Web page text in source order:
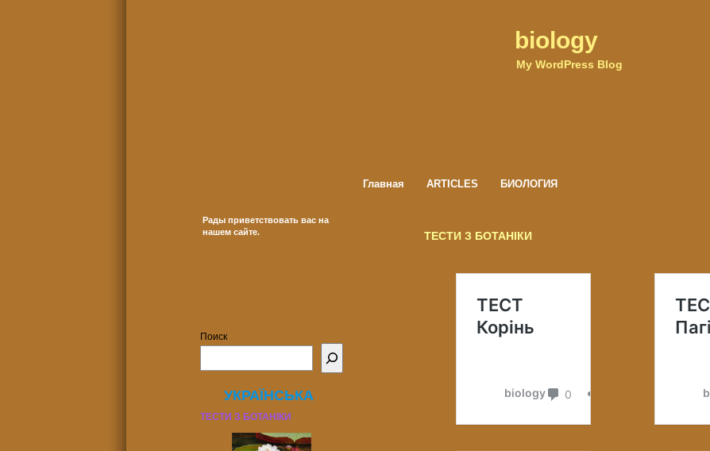
biology
My WordPress Blog
Главная ARTICLES
БИОЛОГИЯ
ТЕСТИ З БОТАНІКИ
ТЕСТИ ЗАГАЛЬНА БІОЛОГІЯ
ТЕСТОВІ ЗАВДАННЯ З НОРМАТИВНИХ КУРСІВ ЗА СПЕЦІАЛЬНІСТЮ
БІОЛОГІЯ «БАКАЛАВР»
Рады приветствовать вас на
нашем сайте.
Поиск
УКРАЇНСЬКА
ТЕСТИ З БОТАНІКИ
ТЕСТИ З БОТАНІКИ